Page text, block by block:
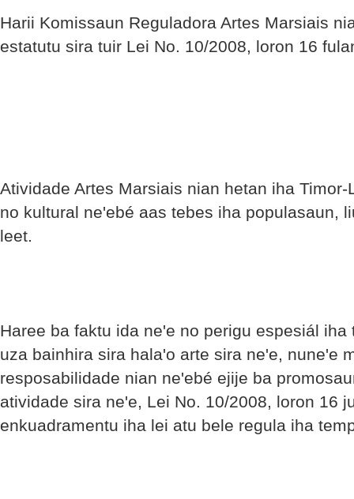
Harii Komissaun Reguladora Artes Marsiais
estatutu sira tuir Lei No. 10/2008, loron 16
Atividade Artes Marsiais nian hetan iha
no kultural ne'ebé aas tebes iha populasaun,
leet.
Haree ba faktu ida ne'e no perigu espesiál
uza bainhira sira hala'o arte sira ne'e, nune'e
resposabilidade nian ne'ebé ejije ba
atividade sira ne'e, Lei No. 10/2008, loron 16
enkuadramentu iha lei atu bele regula iha